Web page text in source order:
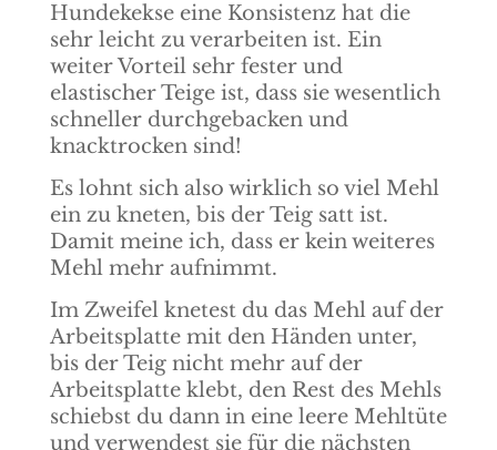
Hundekekse eine Konsistenz hat die
sehr leicht zu verarbeiten ist. Ein
weiter Vorteil sehr fester und
elastischer Teige ist, dass sie wesentlich
schneller durchgebacken und
knacktrocken sind!
Es lohnt sich also wirklich so viel Mehl
ein zu kneten, bis der Teig satt ist.
Damit meine ich, dass er kein weiteres
Mehl mehr aufnimmt.
Im Zweifel knetest du das Mehl auf der
Arbeitsplatte mit den Händen unter,
bis der Teig nicht mehr auf der
Arbeitsplatte klebt, den Rest des Mehls
schiebst du dann in eine leere Mehltüte
und verwendest sie für die nächsten